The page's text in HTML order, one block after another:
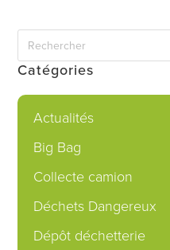
Catégories
Actualités
Big Bag
Collecte camion
Déchets Dangereux
Dépôt déchetterie